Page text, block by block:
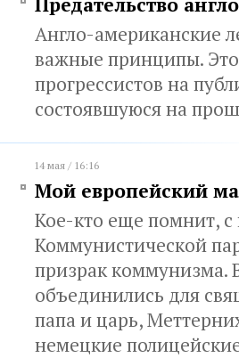
Англо-американские
важные принципы.
прогрессистов на
состоявшуюся на
14 мая / 16:16
Мой европейский
Кое-кто еще помнит, с
Коммунистической
призрак коммунизма.
объединились для
папа и царь,
немецкие